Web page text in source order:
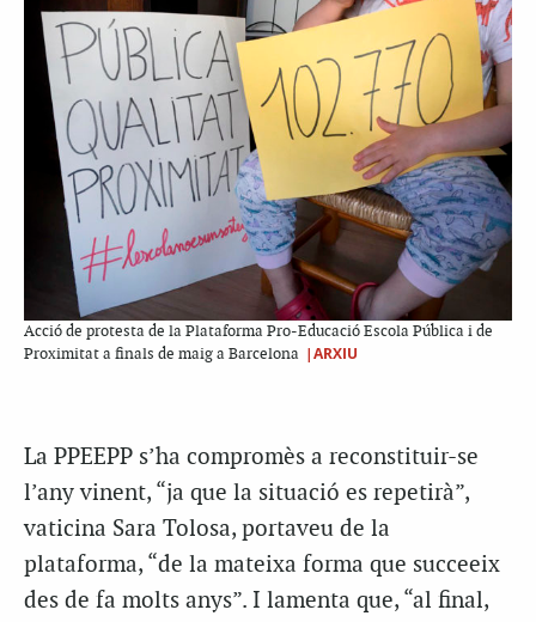
Acció de protesta de la Plataforma Pro-Educació Escola Pública i de
Proximitat a finals de maig a Barcelona |ARXIU
La PPEEPP s’ha compromès a reconstituir-se
l’any vinent, “ja que la situació es repetirà”,
vaticina Sara Tolosa, portaveu de la
plataforma, “de la mateixa forma que succeeix
des de fa molts anys”. I lamenta que, “al final,